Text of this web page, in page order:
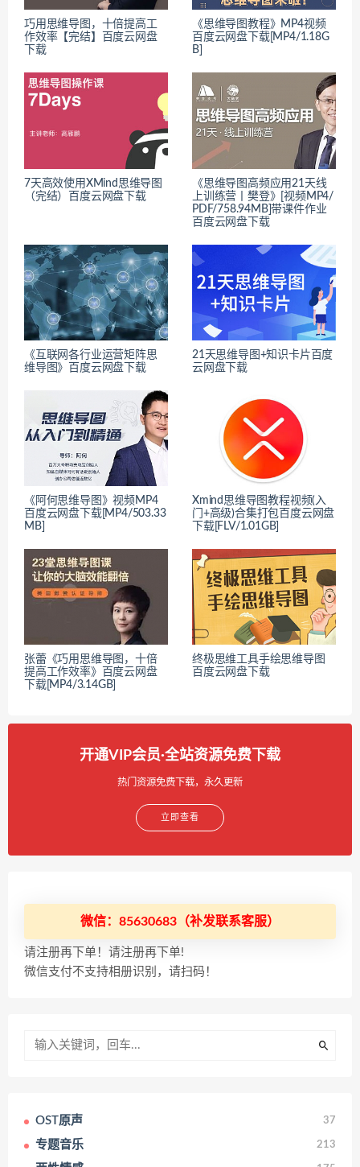
巧用思维导图，十倍提高工
作效率【完结】百度云网盘
下载
《思维导图教程》MP4视频
百度云网盘下载[MP4/1.18G
B]
7天高效使用XMind思维导图
（完结）百度云网盘下载
《思维导图高频应用21天线
上训练营丨樊登》[视频MP4/
PDF/758.94MB]带课件作业
百度云网盘下载
《互联网各行业运营矩阵思
维导图》百度云网盘下载
21天思维导图+知识卡片百度
云网盘下载
《阿何思维导图》视频MP4
百度云网盘下载[MP4/503.33
MB]
Xmind思维导图教程视频(入
门+高级)合集打包百度云网盘
下载[FLV/1.01GB]
张蕾《巧用思维导图，十倍
提高工作效率》百度云网盘
下载[MP4/3.14GB]
终极思维工具手绘思维导图
百度云网盘下载
开通VIP会员·全站资源免费下载
热门资源免费下载，永久更新
立即查看
微信：85630683（补发联系客服）
请注册再下单！请注册再下单!
微信支付不支持相册识别，请扫码！
OST原声 37
专题音乐 213